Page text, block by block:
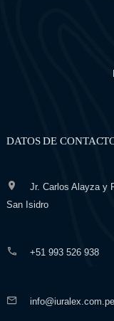
DATOS DE
Jr. Carlos Alayza y
San Isidro
+51 993 526 938
info@iuralex.com.pe